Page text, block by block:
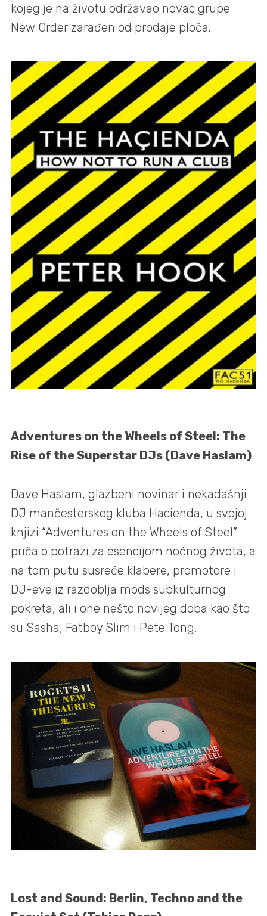
kojeg je na životu održavao novac grupe
New Order zarađen od prodaje ploča.
Adventures on the Wheels of Steel: The
Rise of the Superstar DJs (Dave Haslam)
Dave Haslam, glazbeni novinar i nekadašnji
DJ mančesterskog kluba Hacienda, u svojoj
knjizi “Adventures on the Wheels of Steel”
priča o potrazi za esencijom noćnog života, a
na tom putu susreće klabere, promotore i
DJ-eve iz razdoblja mods subkulturnog
pokreta, ali i one nešto novijeg doba kao što
su Sasha, Fatboy Slim i Pete Tong.
Lost and Sound: Berlin, Techno and the